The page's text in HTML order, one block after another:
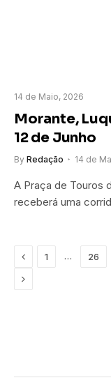
14 de Maio, 2026
Morante,
12 de Junho
By Redação 14 de
A Praça de Touros
receberá uma
Previous
1 … 26
Next